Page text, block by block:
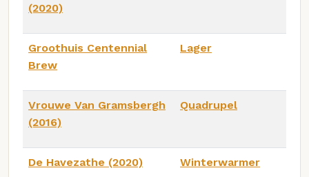
(2020)
Groothuis Centennial
Brew
Lager
Vrouwe Van Gramsbergh
(2016)
Quadrupel
De Havezathe (2020) Winterwarmer